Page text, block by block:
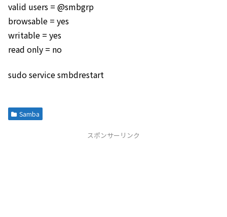
valid users = @smbgrp
browsable = yes
writable = yes
read only = no
sudo service smbdrestart
Samba
スポンサーリンク